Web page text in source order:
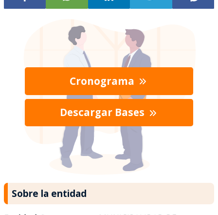
Cronograma
Descargar Bases
Sobre la entidad